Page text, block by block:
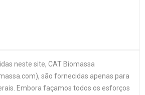
neste site, CAT Biomassa
são fornecidas apenas para
Embora façamos todos os esforços